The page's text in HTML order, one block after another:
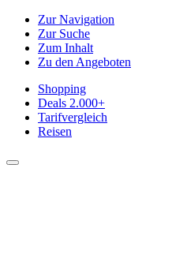
Zur Navigation
Zur Suche
Zum Inhalt
Zu den Angeboten
Shopping
Deals 2.000+
Tarifvergleich
Reisen